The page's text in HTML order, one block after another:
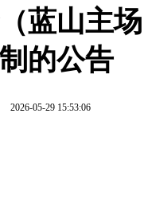
蓝山主
的公告
2026-05-29 15:53:06